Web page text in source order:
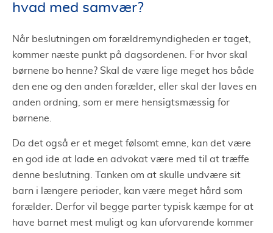
hvad med samvær?
Når beslutningen om forældremyndigheden er taget,
kommer næste punkt på dagsordenen. For hvor skal
børnene bo henne? Skal de være lige meget hos både
den ene og den anden forælder, eller skal der laves en
anden ordning, som er mere hensigtsmæssig for
børnene.
Da det også er et meget følsomt emne, kan det være
en god ide at lade en advokat være med til at træffe
denne beslutning. Tanken om at skulle undvære sit
barn i længere perioder, kan være meget hård som
forælder. Derfor vil begge parter typisk kæmpe for at
have barnet mest muligt og kan uforvarende kommer